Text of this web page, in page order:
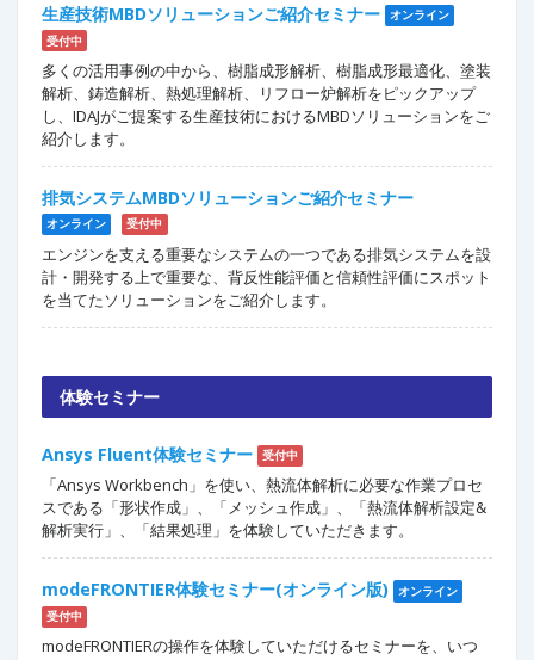
生産技術MBDソリューションご紹介セミナー オンライン
受付中
多くの活用事例の中から、樹脂成形解析、樹脂成形最適化、塗装
解析、鋳造解析、熱処理解析、リフロー炉解析をピックアップ
し、IDAJがご提案する生産技術におけるMBDソリューションをご
紹介します。
排気システムMBDソリューションご紹介セミナー
オンライン 受付中
エンジンを支える重要なシステムの一つである排気システムを設
計・開発する上で重要な、背反性能評価と信頼性評価にスポット
を当てたソリューションをご紹介します。
体験セミナー
Ansys Fluent体験セミナー 受付中
「Ansys Workbench」を使い、熱流体解析に必要な作業プロセ
スである「形状作成」、「メッシュ作成」、「熱流体解析設定&
解析実行」、「結果処理」を体験していただきます。
modeFRONTIER体験セミナー(オンライン版) オンライン
受付中
modeFRONTIERの操作を体験していただけるセミナーを、いつ